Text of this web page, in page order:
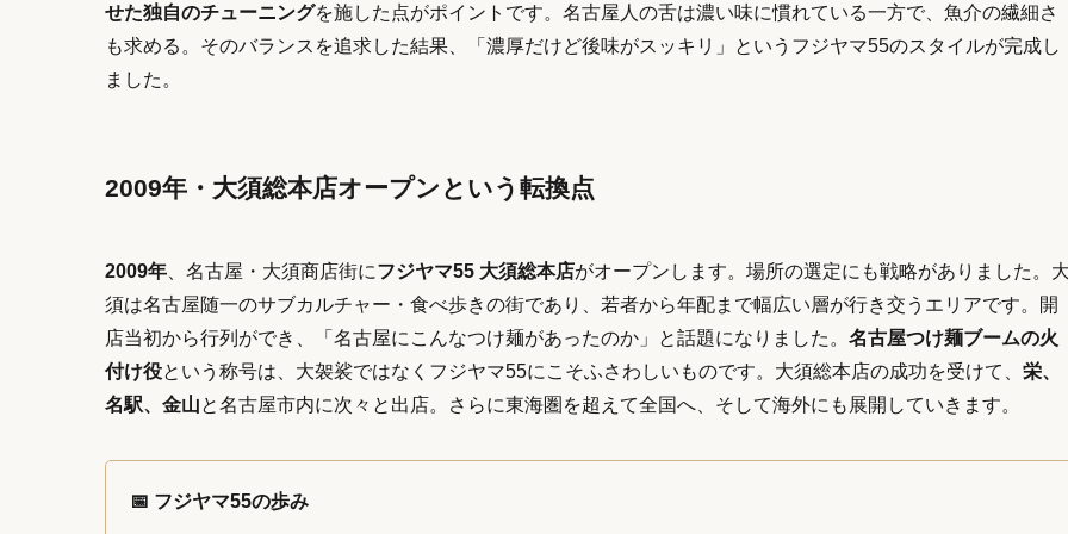
せた独自のチューニングを施した点がポイントです。名古屋人の舌は濃い味に慣れている一方で、魚介の繊細さ
も求める。そのバランスを追求した結果、「濃厚だけど後味がスッキリ」というフジヤマ55のスタイルが完成し
ました。
2009年・大須総本店オープンという転換点
2009年 、名古屋・大須商店街にフジヤマ55 大須総本店がオープンします。場所の選定にも戦略がありました。
須は名古屋随一のサブカルチャー・食べ歩きの街であり、若者から年配まで幅広い層が行き交うエリアです。開
店当初から行列ができ、「名古屋にこんなつけ麺があったのか」と話題になりました。 名古屋つけ麺ブームの火
付け役という称号は、大袈裟ではなくフジヤマ55にこそふさわしいものです。大須総本店の成功を受けて、 栄、
名駅、金山と名古屋市内に次々と出店。さらに東海圏を超えて全国へ、そして海外にも展開していきます。
📅 フジヤマ55の歩み